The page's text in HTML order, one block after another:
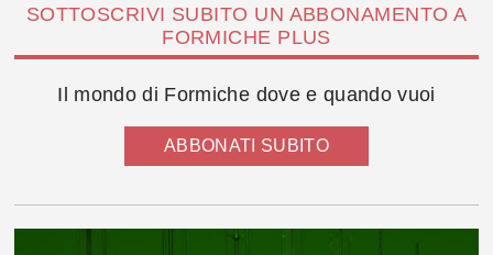
SOTTOSCRIVI SUBITO UN ABBONAMENTO A
FORMICHE PLUS
Il mondo di Formiche dove e quando vuoi
ABBONATI SUBITO